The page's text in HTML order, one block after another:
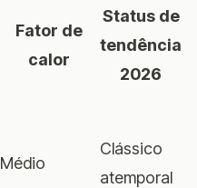
Fator de
calor
Status de
tendência
2026
Médio
Clássico
atemporal